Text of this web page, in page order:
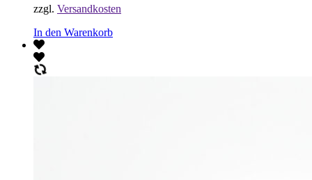
zzgl. Versandkosten
In den Warenkorb